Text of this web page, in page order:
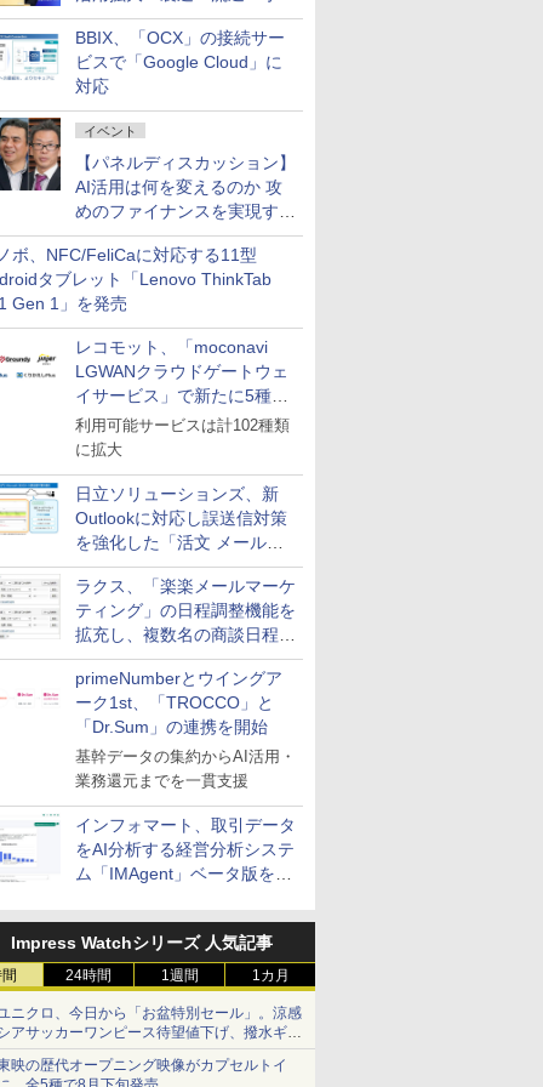
企業・広告代理店などが実装
フェーズへ
BBIX、「OCX」の接続サー
ビスで「Google Cloud」に
対応
イベント
【パネルディスカッション】
AI活用は何を変えるのか 攻
めのファイナンスを実現する
業務設計とマインドセット変
革
ボ、NFC/FeliCaに対応する11型
タブレット「Lenovo ThinkTab
Gen 1」を発売
レコモット、「moconavi
LGWANクラウドゲートウェ
イサービス」で新たに5種類
のサービスと連携開始
利用可能サービスは計102種類
に拡大
日立ソリューションズ、新
Outlookに対応し誤送信対策
を強化した「活文 メール誤
送信防止アドインサービス」
を提供
ラクス、「楽楽メールマーケ
ティング」の日程調整機能を
拡充し、複数名の商談日程調
整を効率化
primeNumberとウイングア
ーク1st、「TROCCO」と
「Dr.Sum」の連携を開始
基幹データの集約からAI活用・
業務還元までを一貫支援
インフォマート、取引データ
をAI分析する経営分析システ
ム「IMAgent」ベータ版を提
Impress Watchシリーズ 人気記事
24時間 1週間 1カ月
ニクロ、今日から「お盆特別セール」。涼感
アサッカーワンピース待望値下げ、撥水ギア
ョーツは1990円に
映の歴代オープニング映像がカプセルトイ